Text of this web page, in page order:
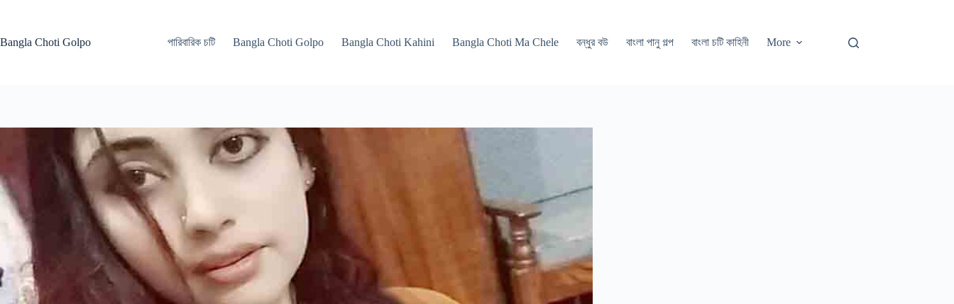
Bangla Choti Golpo
পারিবারিক চটি Bangla Choti Golpo Bangla Choti Kahini Bangla Choti Ma Chele বন্ধুর বউ বাংলা পানু গল্প বাংলা চটি কাহিনী More